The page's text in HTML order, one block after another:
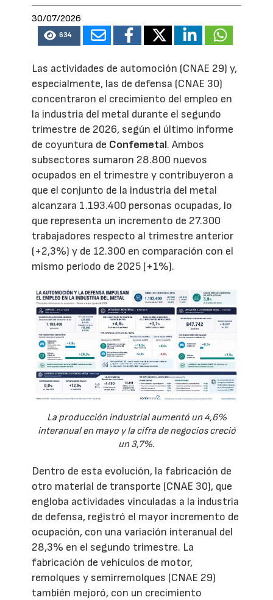
30/07/2026
634
Las actividades de automoción (CNAE 29) y,
especialmente, las de defensa (CNAE 30)
concentraron el crecimiento del empleo en
la industria del metal durante el segundo
trimestre de 2026, según el último informe
de coyuntura de Confemetal. Ambos
subsectores sumaron 28.800 nuevos
ocupados en el trimestre y contribuyeron a
que el conjunto de la industria del metal
alcanzara 1.193.400 personas ocupadas, lo
que representa un incremento de 27.300
trabajadores respecto al trimestre anterior
(+2,3%) y de 12.300 en comparación con el
mismo periodo de 2025 (+1%).
La producción industrial aumentó un 4,6%
interanual en mayo y la cifra de negocios creció
un 3,7%.
Dentro de esta evolución, la fabricación de
otro material de transporte (CNAE 30), que
engloba actividades vinculadas a la industria
de defensa, registró el mayor incremento de
ocupación, con una variación interanual del
28,3% en el segundo trimestre. La
fabricación de vehículos de motor,
remolques y semirremolques (CNAE 29)
también mejoró, con un crecimiento